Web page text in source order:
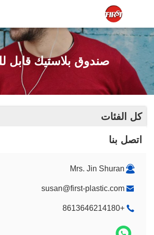
صندوق بلاستيك قابل
كل الفئات
اتصل بنا
Mrs. Jin Shuran
susan@first-plastic.com
+8613646214180